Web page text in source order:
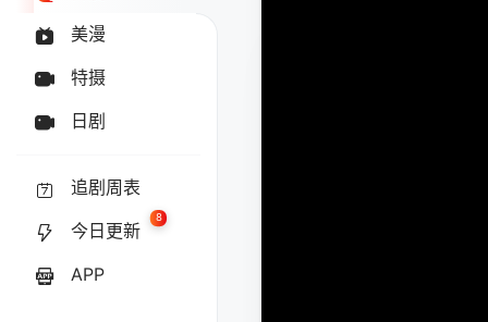
美漫
特摄
日剧
追剧周表
今日更新
8
APP